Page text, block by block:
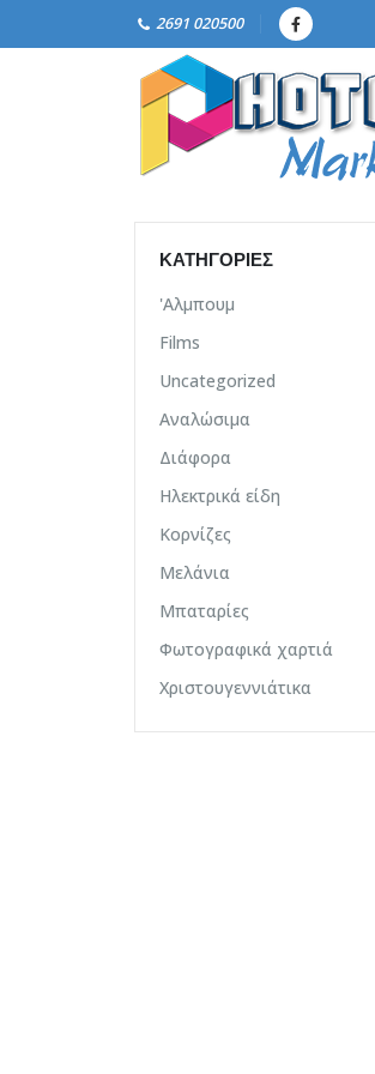
2691 020500
ΚΑΤΗΓΟΡΊΕΣ
'Αλμπουμ
Films
Uncategorized
Αναλώσιμα
Διάφορα
Ηλεκτρικά είδη
Κορνίζες
Μελάνια
Μπαταρίες
Φωτογραφικά χαρτιά
Χριστουγεννιάτικα